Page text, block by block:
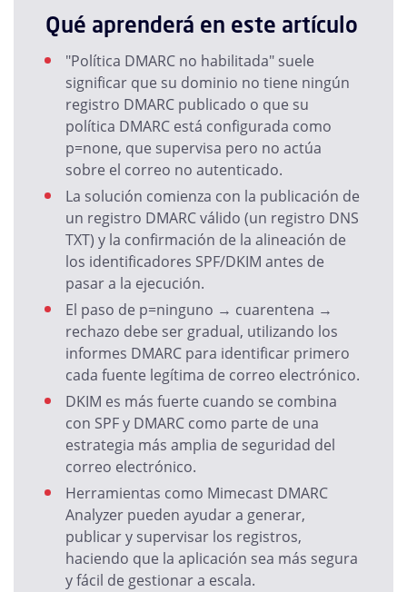
Qué aprenderá en este artículo
"Política DMARC no habilitada" suele
significar que su dominio no tiene ningún
registro DMARC publicado o que su
política DMARC está configurada como
p=none, que supervisa pero no actúa
sobre el correo no autenticado.
La solución comienza con la publicación de
un registro DMARC válido (un registro DNS
TXT) y la confirmación de la alineación de
los identificadores SPF/DKIM antes de
pasar a la ejecución.
El paso de p=ninguno → cuarentena →
rechazo debe ser gradual, utilizando los
informes DMARC para identificar primero
cada fuente legítima de correo electrónico.
DKIM es más fuerte cuando se combina
con SPF y DMARC como parte de una
estrategia más amplia de seguridad del
correo electrónico.
Herramientas como Mimecast DMARC
Analyzer pueden ayudar a generar,
publicar y supervisar los registros,
haciendo que la aplicación sea más segura
y fácil de gestionar a escala.